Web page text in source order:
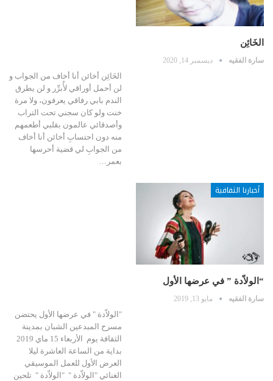
الخَائِن
سارة الفقيه ديسمبر 14, 2020
الخَائِن أخائن أنا أخاف من الجواب و
لن أحمل أوراقي لأُبرِّر و لن يطرق
الندم بابي رفاقي يعرفون، ولا مرة
خنت ولو كان سجني تحت التراب
وأصدقائي عالمون بقلبي أطعمهم
منه دون احتسابِ أخائن أنا أخاف
من الجوابِ لي قضية أحرسها
بعمر…
أخبارنا الثقافية
“الولاّدة ” في عرضها الأول
سارة الفقيه مايو 13, 2019
"الولاّدة " في عرضها الأول يحتضن
مسرح المبدعين الشبان بمدينة
الثقافة يوم الأربعاء 15 ماي 2019
بداية من الساعة العاشرة ليلا
العرض الأول للعمل الموسيقي
الغنائي "الولاّدة " "الولاّدة " تلحين